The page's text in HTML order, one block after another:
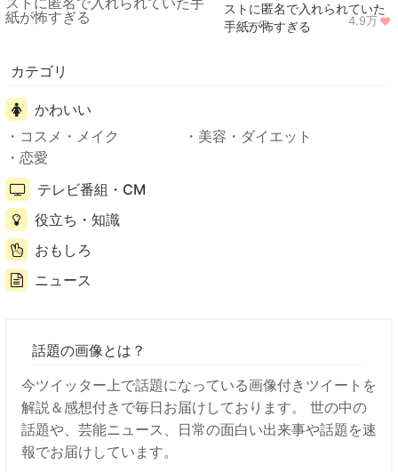
ストに匿名で入れられていた
手紙が怖すぎる
ニュース 4.9万
カテゴリ
かわいい
コスメ・メイク
美容・ダイエット
恋愛
テレビ番組・CM
役立ち・知識
おもしろ
ニュース
話題の画像とは？
今ツイッター上で話題になっている画像付きツイートを
解説＆感想付きで毎日お届けしております。 世の中の
話題や、芸能ニュース、日常の面白い出来事や話題を速
報でお届けしています。